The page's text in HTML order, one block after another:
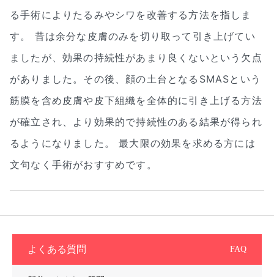
る手術によりたるみやシワを改善する方法を指しま
す。 昔は余分な皮膚のみを切り取って引き上げてい
ましたが、効果の持続性があまり良くないという欠点
がありました。その後、顔の土台となるSMASという
筋膜を含め皮膚や皮下組織を全体的に引き上げる方法
が確立され、より効果的で持続性のある結果が得られ
るようになりました。 最大限の効果を求める方には
文句なく手術がおすすめです。
よくある質問 FAQ